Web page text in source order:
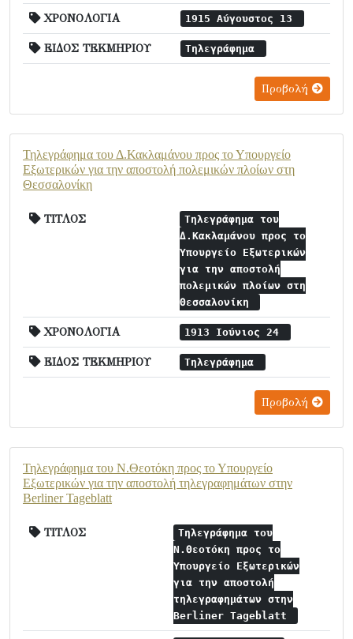
ΧΡΟΝΟΛΟΓΙΑ 1915 Αύγουστος 13
ΕΙΔΟΣ ΤΕΚΜΗΡΙΟΥ Τηλεγράφημα
Προβολή
Τηλεγράφημα του Δ.Κακλαμάνου προς το Υπουργείο
Εξωτερικών για την αποστολή πολεμικών πλοίων στη
Θεσσαλονίκη
ΤΙΤΛΟΣ
Τηλεγράφημα του
Δ.Κακλαμάνου προς το
Υπουργείο Εξωτερικών
για την αποστολή
πολεμικών πλοίων στη
Θεσσαλονίκη
ΧΡΟΝΟΛΟΓΙΑ 1913 Ιούνιος 24
ΕΙΔΟΣ ΤΕΚΜΗΡΙΟΥ Τηλεγράφημα
Προβολή
Τηλεγράφημα του Ν.Θεοτόκη προς το Υπουργείο
Εξωτερικών για την αποστολή τηλεγραφημάτων στην
Berliner Tageblatt
ΤΙΤΛΟΣ
Τηλεγράφημα του
Ν.Θεοτόκη προς το
Υπουργείο Εξωτερικών
για την αποστολή
τηλεγραφημάτων στην
Berliner Tageblatt